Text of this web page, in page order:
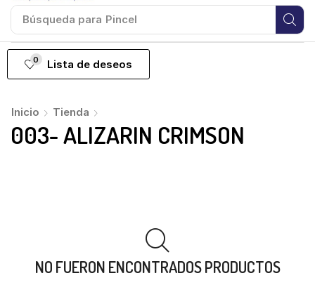
Búsqueda para Pincel
0 Lista de deseos
Inicio Tienda
003- ALIZARIN CRIMSON
NO FUERON ENCONTRADOS PRODUCTOS